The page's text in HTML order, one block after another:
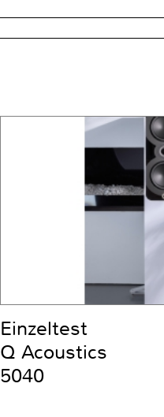
Einzeltest
Q Acoustics
5040